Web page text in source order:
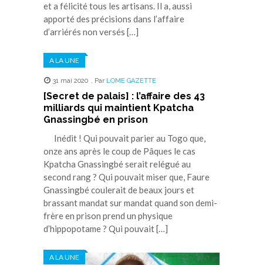
et a félicité tous les artisans. Il a, aussi
apporté des précisions dans l’affaire
d’arriérés non versés […]
A LA UNE
31 mai 2020 , Par LOME GAZETTE
[Secret de palais] : l’affaire des 43
milliards qui maintient Kpatcha
Gnassingbé en prison
Inédit ! Qui pouvait parier au Togo que,
onze ans après le coup de Pâques le cas
Kpatcha Gnassingbé serait relégué au
second rang ? Qui pouvait miser que, Faure
Gnassingbé coulerait de beaux jours et
brassant mandat sur mandat quand son demi-
frère en prison prend un physique
d’hippopotame ? Qui pouvait […]
A LA UNE